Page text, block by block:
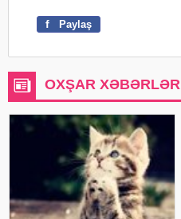
f Paylaş
OXŞAR XƏBƏRLƏR